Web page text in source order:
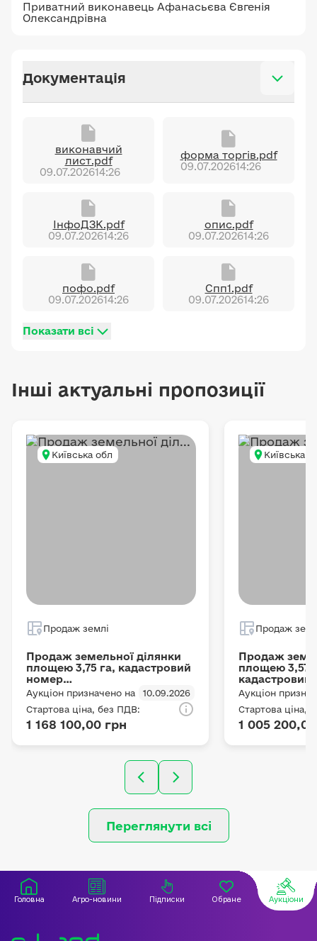
Приватний виконавець Афанасьєва Євгенія
Олександрівна
Документація
виконавчий
лист.pdf
09.07.202614:26
форма торгів.pdf
09.07.202614:26
ІнфоДЗК.pdf
09.07.202614:26
опис.pdf
09.07.202614:26
пофо.pdf
09.07.202614:26
Спп1.pdf
09.07.202614:26
Показати всі
Інші актуальні пропозиції
Київська обл
Продаж землі
Продаж земельної ділянки
площею 3,75 га, кадастровий
номер
3220886700:07:003:0120 з
цільовим призначенням ОСГ,
що розташована за адресою:
село Сеньківка, Сеньківська
Бориспільський район,
Аукціон призначено на
10.09.2026
Стартова ціна, без ПДВ:
1 168 100,00 грн
Київська
Продаж
Продаж
площею
кадастровий
цільовим
що
село
Аукціон
Стартова ціна,
1 005
Переглянути всі
Головна Агро-новини Підписки Обране Аукціони